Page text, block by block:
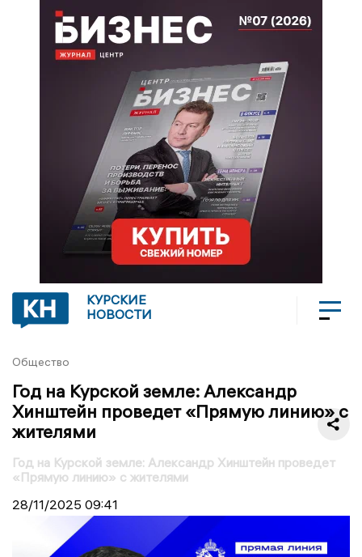
КУРСКИЕ
НОВОСТИ
Общество
Год на Курской земле: Александр
Хинштейн проведет «Прямую линию» с
жителями
Год на Курской земле: Александр Хинштейн проведет
«Прямую линию» с жителями
28/11/2025 09:41